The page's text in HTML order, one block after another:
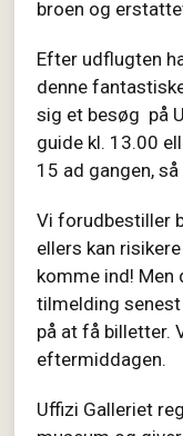
broen og
Efter udflugten
denne
sig et besøg på
guide kl. 13.00
15 ad gangen,
Vi forudbestiller
ellers kan
komme ind! Men
tilmelding
på at få billetter.
eftermiddagen.
Uffizi Galleriet